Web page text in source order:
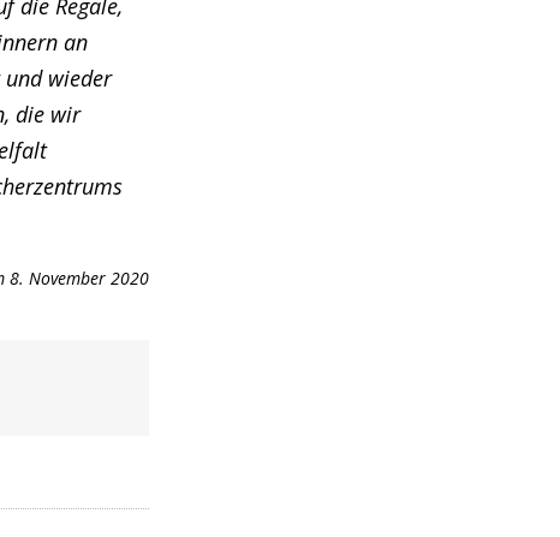
an
wieder
die wir
8. November 2020